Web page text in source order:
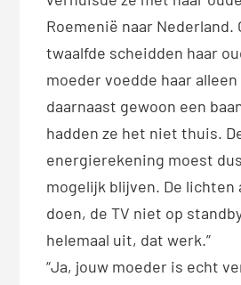
Roemenië naar Nederland.
twaalfde scheidden haar
moeder voedde haar alleen
daarnaast gewoon een
hadden ze het niet thuis.
energierekening moest
mogelijk blijven. De lichten
doen, de TV niet op
helemaal uit, dat werk.”
“Ja, jouw moeder is echt